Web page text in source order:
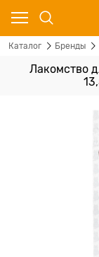
Каталог Бренды
Лакомство